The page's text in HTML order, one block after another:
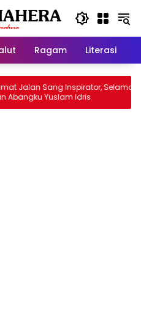
Ragam Literasi
Sang Inspirator, Selamat
Yuslam Idris